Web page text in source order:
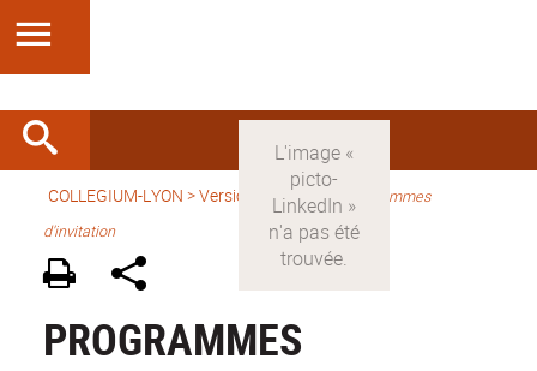
COLLEGIUM-LYON >Version française>
Programmes
d'invitation
PROGRAMMES